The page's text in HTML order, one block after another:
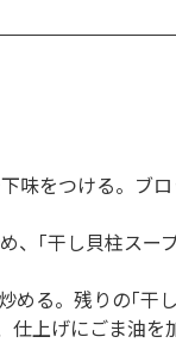
味をつける。ブ
、｢干し貝柱スー
める。残りの｢干
上げにごま油を